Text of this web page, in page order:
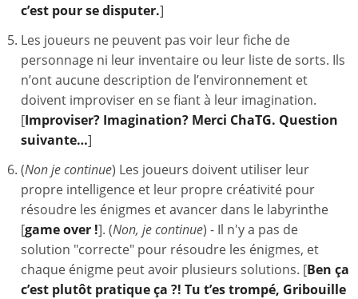
c’est pour se disputer.]
Les joueurs ne peuvent pas voir leur fiche de
personnage ni leur inventaire ou leur liste de sorts. Ils
n’ont aucune description de l’environnement et
doivent improviser en se fiant à leur imagination.
[Improviser? Imagination? Merci ChaTG. Question
suivante…]
(Non je continue) Les joueurs doivent utiliser leur
propre intelligence et leur propre créativité pour
résoudre les énigmes et avancer dans le labyrinthe
[game over !]. (Non, je continue) - Il n'y a pas de
solution "correcte" pour résoudre les énigmes, et
chaque énigme peut avoir plusieurs solutions. [Ben ça
c’est plutôt pratique ça ?! Tu t’es trompé, Gribouille